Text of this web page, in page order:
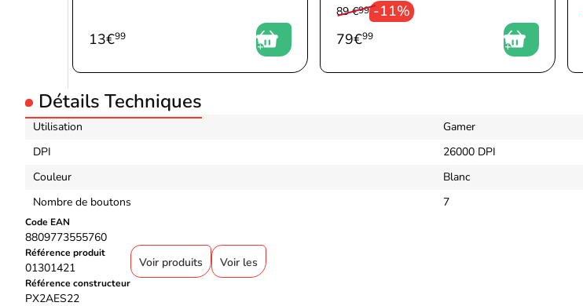
Détails Techniques
Utilisation
Gamer
DPI
26000 DPI
Couleur
Blanc
Nombre de boutons
7
Code EAN
8809773555760
Référence produit
01301421
Référence constructeur
PX2AES22
Voir produits Voir les
13€99
-11%
89 €99
79€99